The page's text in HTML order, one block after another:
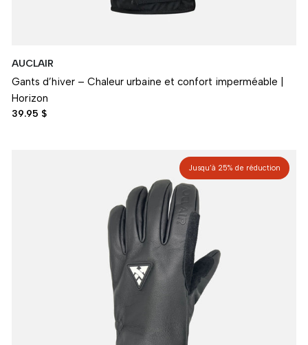
AUCLAIR
Gants d’hiver – Chaleur urbaine et confort imperméable |
Horizon
39.95 $
Jusqu’à 25% de réduction